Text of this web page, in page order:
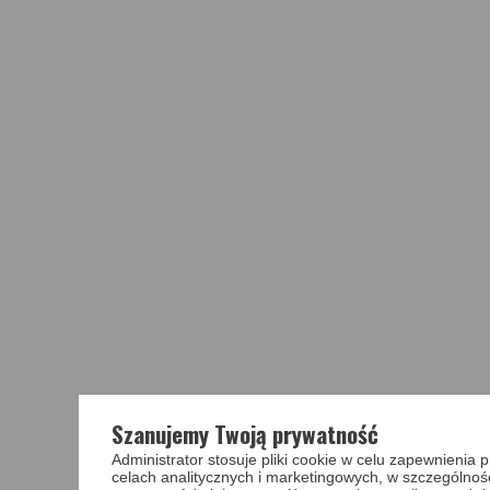
Szanujemy Twoją prywatność
Administrator stosuje pliki cookie w celu zapewnienia
celach analitycznych i marketingowych, w